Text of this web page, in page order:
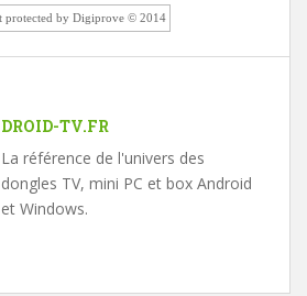
protected by Digiprove © 2014
DROID-TV.FR
La référence de l'univers des
dongles TV, mini PC et box Android
et Windows.